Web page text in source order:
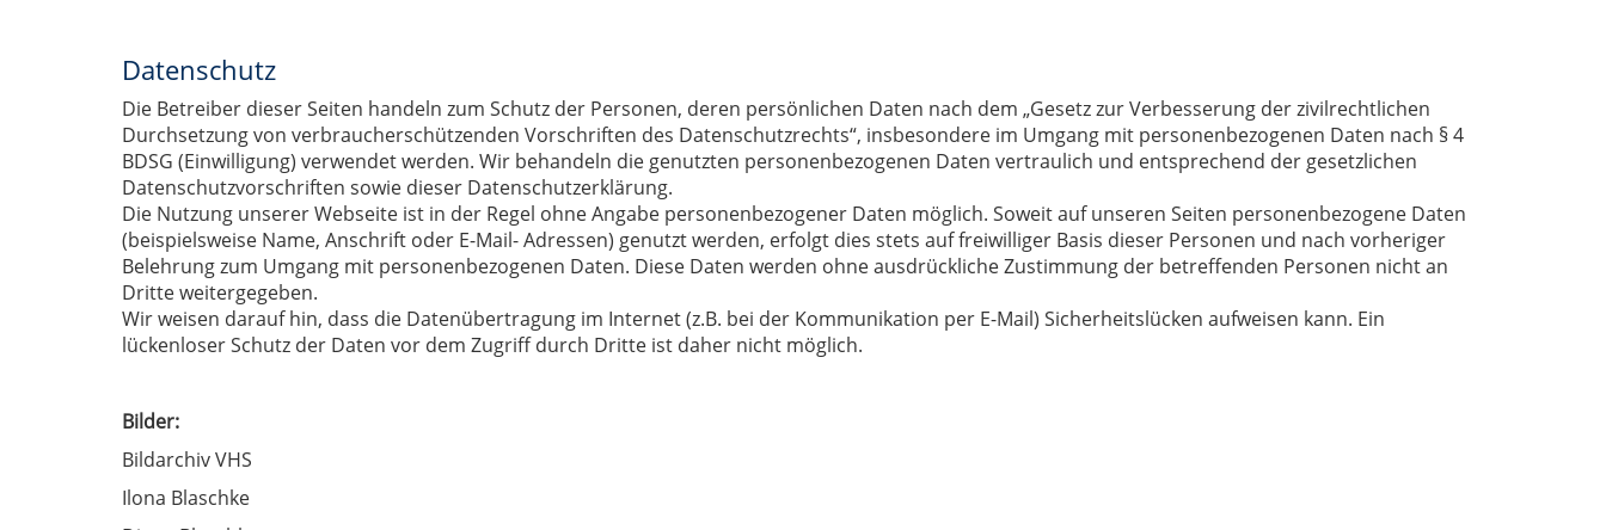
Datenschutz
Die Betreiber dieser Seiten handeln zum Schutz der Personen, deren persönlichen Daten nach dem „Gesetz zur Verbesserung der zivilrechtlichen
Durchsetzung von verbraucherschützenden Vorschriften des Datenschutzrechts“, insbesondere im Umgang mit personenbezogenen Daten nach § 4
BDSG (Einwilligung) verwendet werden. Wir behandeln die genutzten personenbezogenen Daten vertraulich und entsprechend der gesetzlichen
Datenschutzvorschriften sowie dieser Datenschutzerklärung.
Die Nutzung unserer Webseite ist in der Regel ohne Angabe personenbezogener Daten möglich. Soweit auf unseren Seiten personenbezogene Daten
(beispielsweise Name, Anschrift oder E-Mail- Adressen) genutzt werden, erfolgt dies stets auf freiwilliger Basis dieser Personen und nach vorheriger
Belehrung zum Umgang mit personenbezogenen Daten. Diese Daten werden ohne ausdrückliche Zustimmung der betreffenden Personen nicht an
Dritte weitergegeben.
Wir weisen darauf hin, dass die Datenübertragung im Internet (z.B. bei der Kommunikation per E-Mail) Sicherheitslücken aufweisen kann. Ein
lückenloser Schutz der Daten vor dem Zugriff durch Dritte ist daher nicht möglich.
Bilder:
Bildarchiv VHS
Ilona Blaschke